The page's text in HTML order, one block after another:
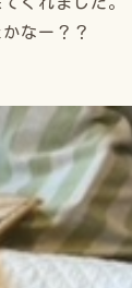
なー？？